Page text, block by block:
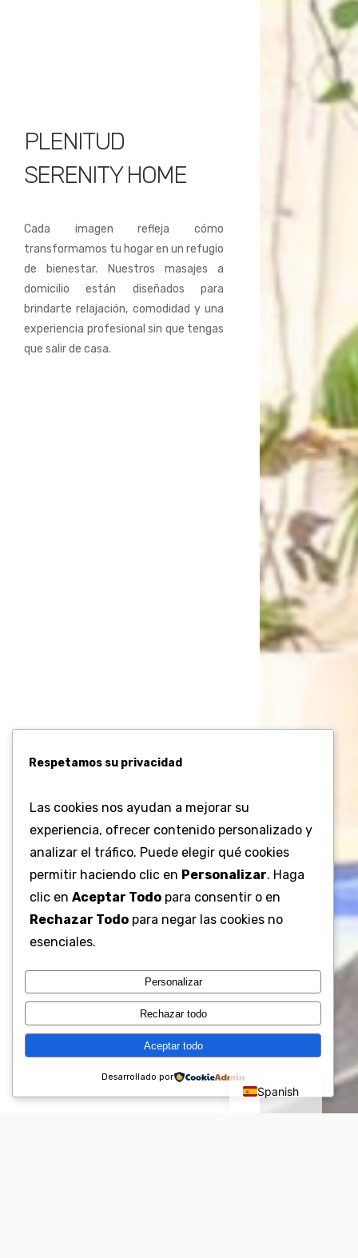
PLENITUD
SERENITY HOME
Cada imagen refleja cómo
transformamos tu hogar en un refugio
de bienestar. Nuestros masajes a
domicilio están diseñados para
brindarte relajación, comodidad y una
experiencia profesional sin que tengas
que salir de casa.
Respetamos su privacidad
Las cookies nos ayudan a mejorar su
experiencia, ofrecer contenido personalizado y
analizar el tráfico. Puede elegir qué cookies
permitir haciendo clic en Personalizar. Haga
clic en Aceptar Todo para consentir o en
Rechazar Todo para negar las cookies no
esenciales.
Personalizar
Rechazar todo
Aceptar todo
Desarrollado por
Spanish